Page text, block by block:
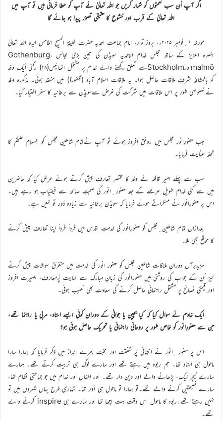
اگر آپ اُن سب نعمتوں کو شمار کریں جو اللہ تعالیٰ نے آپ کو عطا فرمائی ہیں تو آپ میں
اللہ تعالیٰ کے قرب اور خشوع کا حقیقی تصوّر پیدا ہو جائے گا
مورخہ ۹؍نومبر ۲۰۲۵ء، بروزاتوار، امام جماعت احمدیہ حضرت خلیفۃ المسیح الخامس ایّدہ اللہ تعالیٰ
بنصرہ العزیز کے ساتھ مجلس خدام الاحمدیہ سویڈن کی تین بڑی مجالس Gothenburg،
malmöاورStockholmسے تعلق رکھنے والے خدام پر مشتمل اٹھائیس(۲۸) رکنی ایک وفد
کو بالمشافہ شرفِ ملاقات حاصل ہوا۔ یہ ملاقات اسلام آباد (ٹِلفورڈ) میں منعقد ہوئی۔ مذکورہ وفد
نے خصوصی طور پر اس ملاقات میں شرکت کی غرض سےسویڈن سے برطانیہ کا سفر اختیار کیا۔
جب حضورِانور مجلس میں رونق افروز ہوئے تو آپ نےتمام شاملینِ مجلس کو السلام علیکم کا
تحفہ عنایت فرمایا۔
سب سے پہلے امیرِ قافلہ نے وفد کا مختصر تعارف پیش کرتے ہوئے عرض کیا کہ حاضرین
میں سے کئی خدام طویل عرصے کے بعد حضور ِانور کی صحبتِ صالحہ سے فیضیاب ہو رہے ہیں۔
اس پر حضورِانور نے مسکراتے ہوئے فرمایا کہ سویڈن برطانیہ سے زیادہ دُور تو نہیں ہے۔
بعدازاں تمام شاملین ِمجلس کو حضورِانور کی خدمتِ اقدس میں فرداً فرداً اپنا تعارف پیش کرنے
کا موقع بھی ملا۔
مزیدبرآں دورانِ ملاقات شاملینِ مجلس کو حضور انور کی خدمت میں متفرق سوالات پیش کرنے
نیز اُن کے جواب کی روشنی میں حضورانور کی زبانِ مبارک سے نہایت پُرمعارف، بصیرت افروز
اور قیمتی نصائح پر مشتمل راہنمائی حاصل کرنے کی سعادت بھی نصیب ہوئی۔
ایک خادم نے سوال کیا کہ کیا بچپن یا جوانی کے دوران کوئی ایسے استاد، مربی یا راہنما تھے،
جن سے حضورِانور کو خاص طور پر روحانی راہنمائی یا تحریک حاصل ہوئی ہو؟
اس پر حضور ِانور نے انتہائی پُر شفقت اور محبّت بھرے انداز میں ذکر فرمایا کہ ہمارا سارا
ماحول ہی استاد تھا۔ ہم ربوہ میں رہتے تھے اور سارے لوگ ہی تربیت کرتے تھے۔ ہمارے
سارے ٹیچر نیک، پڑھانے والے اور دین دار تھے۔ اور اطفال اور خدام میں جو جماعتی نظام تھا،
سارے نصیحتیں کرنے والے تھے۔تو ہمارا تو ماحول ہی اَور تھا۔ تمہاری طرح یہاں شہروں میں تو
نہیں رہتے تھے۔ربوہ کا ماحول اس وقت بہت اچھا تھا اور سارے ہی inspire کرنے والے
تھے۔